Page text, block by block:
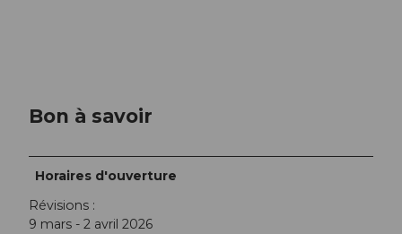
Bon à savoir
Horaires d'ouverture
Révisions :
9 mars - 2 avril 2026